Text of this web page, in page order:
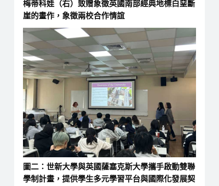
梅蒂科娃（右）致贈象徵英國南部經典地標白堊斷
崖的畫作，象徵兩校合作情誼
圖二：世新大學與英國薩塞克斯大學攜手啟動雙聯
學制計畫，提供學生多元學習平台與國際化發展契